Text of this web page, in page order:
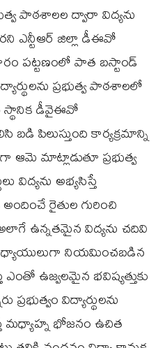
పాఠశాలల ద్వారా విద్యను
ఎన్టీఆర్ జిల్లా డీఈవో
పట్టణంలో పాత బస్టాండ్
ప్రభుత్వ పాఠశాలలో
స్థానిక డీవైఈవో
పిలుస్తుంది కార్యక్రమాన్ని
ఆమె మాట్లాడుతూ ప్రభుత్వ
విద్యను అభ్యసిస్తే
అందించే రైతుల గురించి
అలాగే ఉన్నతమైన విద్యను చదివి
నియమించబడిన
ఎంతో ఉజ్వలమైన భవిష్యత్తుకు
విద్యార్థులను
మధ్యాహ్న భోజనం ఉచిత